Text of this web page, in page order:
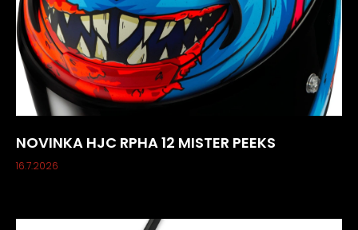
NOVINKA HJC RPHA 12 MISTER PEEKS
16.7.2026